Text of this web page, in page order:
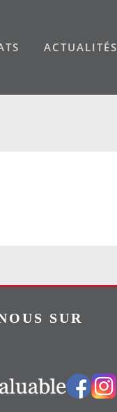
ACTUALITÉS
SUR
Vers notre groupe Facebook Vers notre page Instagram